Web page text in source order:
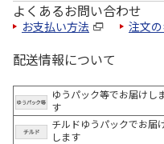
よくあるお問い合わせ
お支払い方法 注文
配送情報について
ゆうパック等でお届けし
す
チルドゆうパックでお届
します